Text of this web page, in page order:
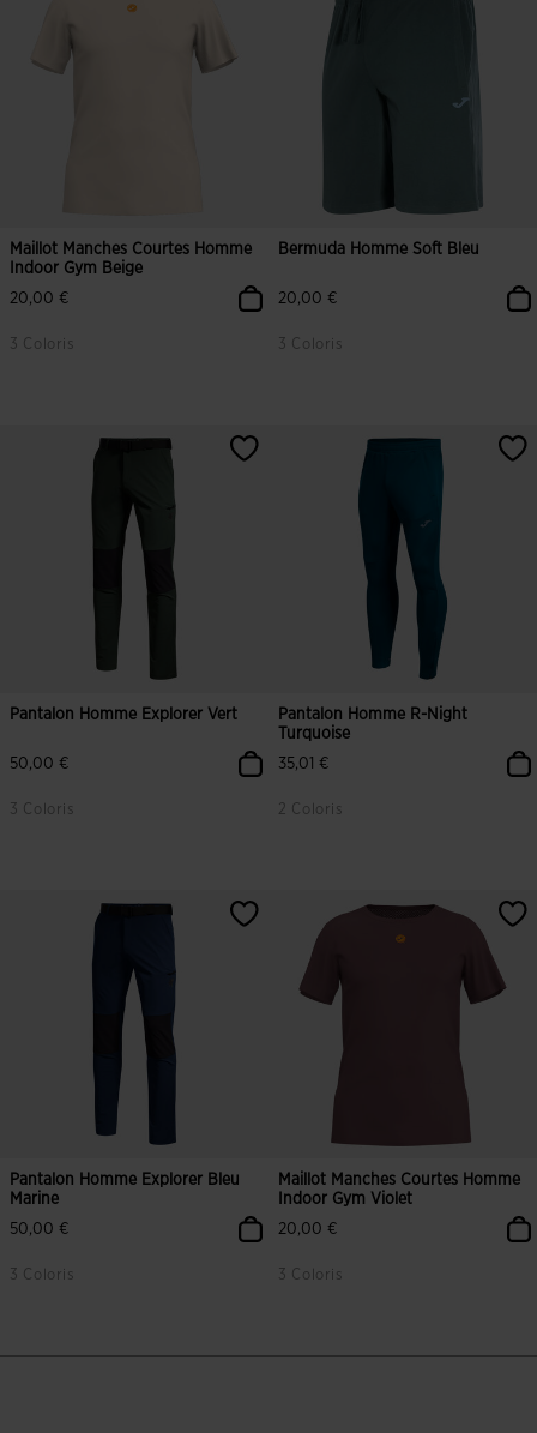
Maillot Manches Courtes Homme
Indoor Gym Beige
20,00 €
3 Coloris
Bermuda Homme Soft Bleu
20,00 €
3 Coloris
Pantalon Homme Explorer Vert
50,00 €
3 Coloris
Pantalon Homme R-Night
Turquoise
35,01 €
2 Coloris
Pantalon Homme Explorer Bleu
Marine
50,00 €
3 Coloris
Maillot Manches Courtes Homme
Indoor Gym Violet
20,00 €
3 Coloris